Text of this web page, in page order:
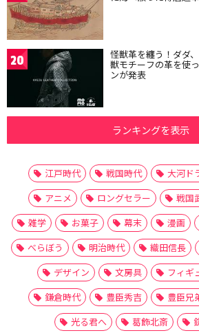
20 怪獣革を纏う！ダダ
獣モチーフの革を使
ンが発表
ランキングを表示
江戸時代 戦国時代 大河ド
アニメ
ロングセラー 戦国
雑学
お菓子 幕末 漫画
べらぼう
明治時代 織田信長
デザイン
文房具 フィギ
鎌倉時代
豊臣秀吉 豊臣兄
光る君へ
葛飾北斎